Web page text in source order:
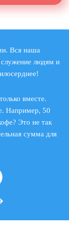
Вся наша
людям и
вместе.
Например, 50
Это не так
сумма для